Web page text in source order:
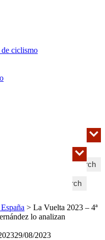
de ciclismo
Search
Search
> La Vuelta 2023 – 4ª
lo analizan
29/08/2023